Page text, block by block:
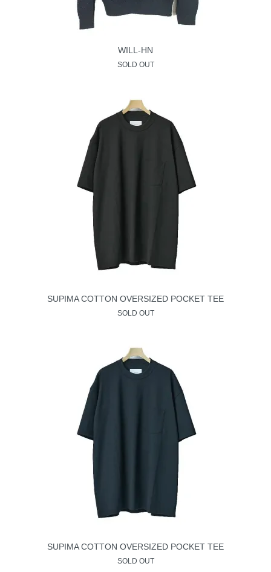
WILL-HN
SOLD OUT
SUPIMA COTTON OVERSIZED POCKET TEE
SOLD OUT
SUPIMA COTTON OVERSIZED POCKET TEE
SOLD OUT